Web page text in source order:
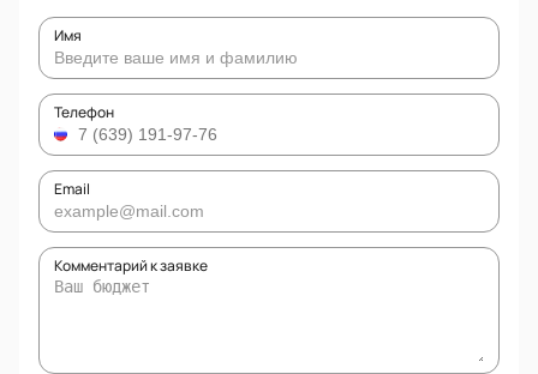
Имя
Телефон
Email
Комментарий к заявке